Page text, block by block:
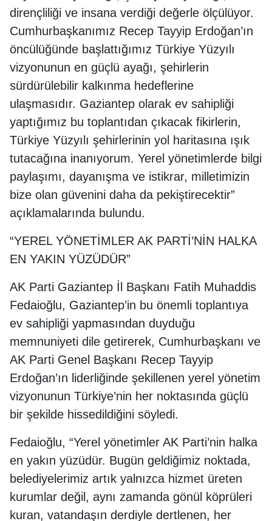
dirençliliği ve insana verdiği değerle ölçülüyor.
Cumhurbaşkanımız Recep Tayyip Erdoğan’ın
öncülüğünde başlattığımız Türkiye Yüzyılı
vizyonunun en güçlü ayağı, şehirlerin
sürdürülebilir kalkınma hedeflerine
ulaşmasıdır. Gaziantep olarak ev sahipliği
yaptığımız bu toplantıdan çıkacak fikirlerin,
Türkiye Yüzyılı şehirlerinin yol haritasına ışık
tutacağına inanıyorum. Yerel yönetimlerde bilgi
paylaşımı, dayanışma ve istikrar, milletimizin
bize olan güvenini daha da pekiştirecektir”
açıklamalarında bulundu.
“YEREL YÖNETİMLER AK PARTİ’NİN HALKA
EN YAKIN YÜZÜDÜR”
AK Parti Gaziantep İl Başkanı Fatih Muhaddis
Fedaioğlu, Gaziantep’in bu önemli toplantıya
ev sahipliği yapmasından duyduğu
memnuniyeti dile getirerek, Cumhurbaşkanı ve
AK Parti Genel Başkanı Recep Tayyip
Erdoğan’ın liderliğinde şekillenen yerel yönetim
vizyonunun Türkiye’nin her noktasında güçlü
bir şekilde hissedildiğini söyledi.
Fedaioğlu, “Yerel yönetimler AK Parti’nin halka
en yakın yüzüdür. Bugün geldiğimiz noktada,
belediyelerimiz artık yalnızca hizmet üreten
kurumlar değil, aynı zamanda gönül köprüleri
kuran, vatandaşın derdiyle dertlenen, her